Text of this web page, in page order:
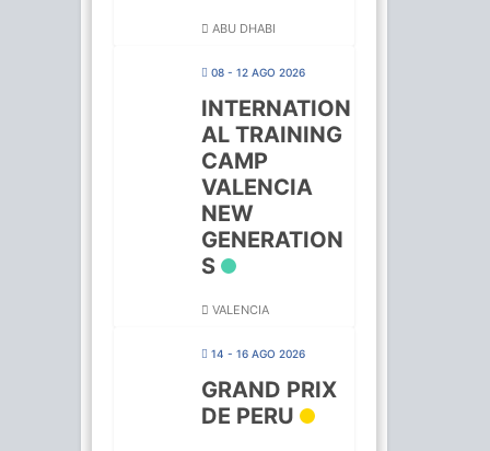
ABU DHABI
08 - 12 AGO 2026
INTERNATION
AL TRAINING
CAMP
VALENCIA
NEW
GENERATION
S
VALENCIA
14 - 16 AGO 2026
GRAND PRIX
DE PERU